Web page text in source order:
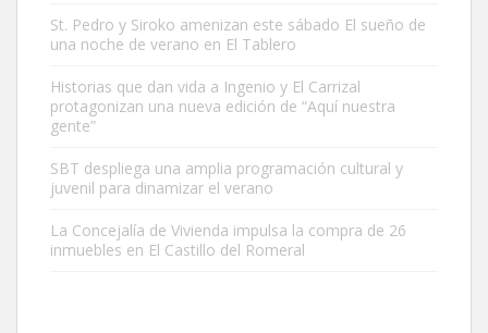
Busco adopción responsable para mi perra. Pastor alemán,
hembra, 4 años. Por motivos personales ...
Leales.org » Gran Canaria
St. Pedro y Siroko amenizan este sábado El sueño de
una noche de verano en El Tablero
Historias que dan vida a Ingenio y El Carrizal
protagonizan una nueva edición de “Aquí nuestra
gente”
SBT despliega una amplia programación cultural y
juvenil para dinamizar el verano
La Concejalía de Vivienda impulsa la compra de 26
inmuebles en El Castillo del Romeral